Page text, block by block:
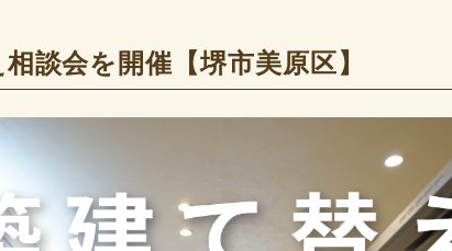
談会を開催【堺市美原区】